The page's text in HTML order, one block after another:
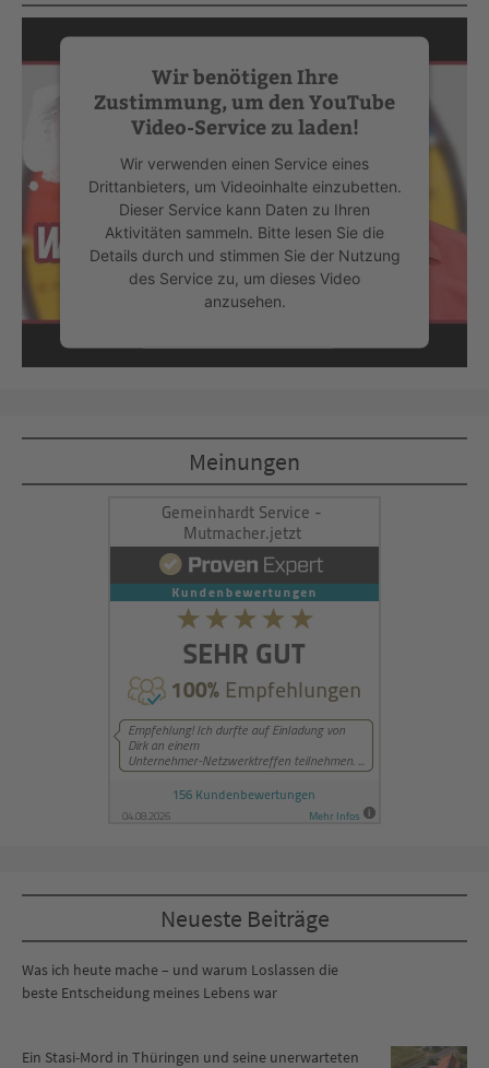
Wir benötigen Ihre
Zustimmung, um den YouTube
Video-Service zu laden!
Wir verwenden einen Service eines
Drittanbieters, um Videoinhalte einzubetten.
Dieser Service kann Daten zu Ihren
Aktivitäten sammeln. Bitte lesen Sie die
Details durch und stimmen Sie der Nutzung
des Service zu, um dieses Video
anzusehen.
Mehr Informationen
powered byUsercentrics Consent
Management Platform&eRecht24
Meinungen
Neueste Beiträge
Was ich heute mache – und warum Loslassen die
beste Entscheidung meines Lebens war
Ein Stasi-Mord in Thüringen und seine unerwarteten